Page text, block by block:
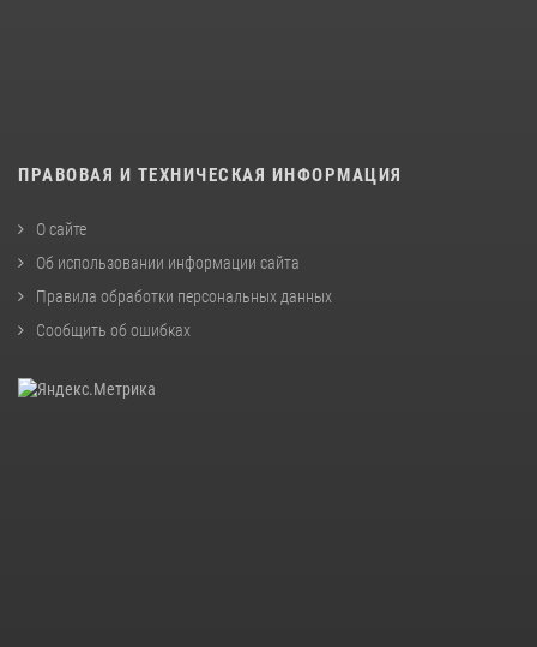
ПРАВОВАЯ И ТЕХНИЧЕСКАЯ ИНФОРМАЦИЯ
О сайте
Об использовании информации сайта
Правила обработки персональных данных
Сообщить об ошибках